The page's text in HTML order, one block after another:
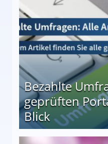
Bezahlte
geprüften
Blick
auf einen Blick